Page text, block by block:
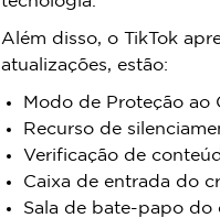
Além disso, o TikTok
atualizações, estão:
Modo de Proteção ao
Recurso de
Verificação de
Caixa de entrada do
Sala de bate-papo do